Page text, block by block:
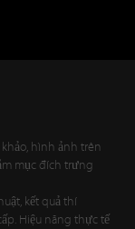
hình ảnh trên
mục đích trưng
kết quả thí
Hiệu năng thực tế